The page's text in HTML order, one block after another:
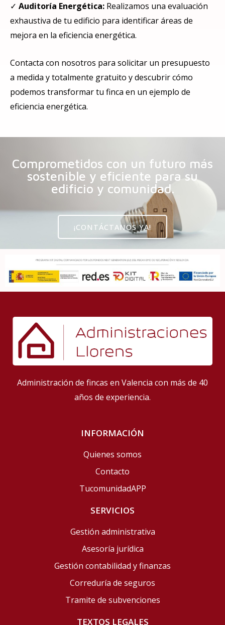
✓ Auditoría Energética: Realizamos una evaluación
exhaustiva de tu edificio para identificar áreas de
mejora en la eficiencia energética.
Contacta con nosotros para solicitar un presupuesto
a medida y totalmente gratuito y descubrir cómo
podemos transformar tu finca en un ejemplo de
eficiencia energética.
Comprometidos con un futuro más
sostenible y eficiente para su
edificio y comunidad.
¡CONTÁCTANOS YA!
Administración de fincas en Valencia con más de 40
años de experiencia.
INFORMACIÓN
Quienes somos
Contacto
TucomunidadAPP
SERVICIOS
Gestión administrativa
Asesoría jurídica
Gestión contabilidad y finanzas
Correduría de seguros
Tramite de subvenciones
TEXTOS LEGALES